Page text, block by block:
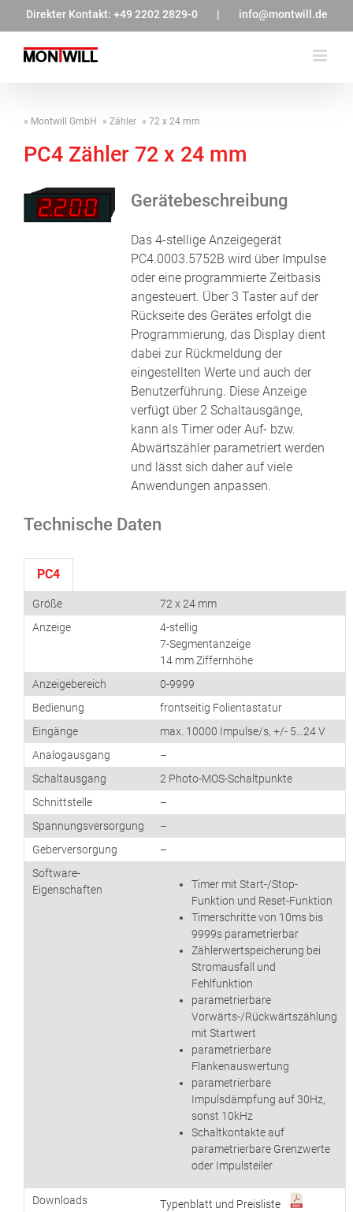
springen
Direkter Kontakt: +49 2202 2829-0 | info@montwill.de
Montwill GmbH Zähler 72 x 24 mm
PC4 Zähler 72 x 24 mm
Gerätebeschreibung
Das 4-stellige Anzeigegerät
PC4.0003.5752B wird über Impulse
oder eine programmierte Zeitbasis
angesteuert. Über 3 Taster auf der
Rückseite des Gerätes erfolgt die
Programmierung, das Display dient
dabei zur Rückmeldung der
eingestellten Werte und auch der
Benutzerführung. Diese Anzeige
verfügt über 2 Schaltausgänge,
kann als Timer oder Auf- bzw.
Abwärtszähler parametriert werden
und lässt sich daher auf viele
Anwendungen anpassen.
Technische Daten
PC4
Größe
72 x 24 mm
Anzeige
4-stellig
7-Segmentanzeige
14 mm Ziffernhöhe
Anzeigebereich
0-9999
Bedienung
frontseitig Folientastatur
Eingänge
max. 10000 Impulse/s, +/- 5…24 V
Analogausgang
–
Schaltausgang
2 Photo-MOS-Schaltpunkte
Schnittstelle
–
Spannungsversorgung
–
Geberversorgung
–
Software-
Eigenschaften
Timer mit Start-/Stop-
Funktion und Reset-Funktion
Timerschritte von 10ms bis
9999s parametrierbar
Zählerwertspeicherung bei
Stromausfall und
Fehlfunktion
parametrierbare
Vorwärts-/Rückwärtszählung
mit Startwert
parametrierbare
Flankenauswertung
parametrierbare
Impulsdämpfung auf 30Hz,
sonst 10kHz
Schaltkontakte auf
parametrierbare Grenzwerte
oder Impulsteiler
Downloads
Typenblatt und Preisliste